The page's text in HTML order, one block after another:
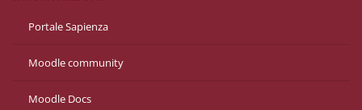
Portale Sapienza
Moodle community
Moodle Docs